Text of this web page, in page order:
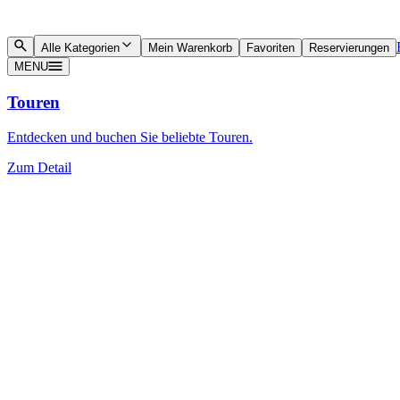
Alle Kategorien Mein Warenkorb Favoriten Reservierungen
MENU
Touren
Entdecken und buchen Sie beliebte Touren.
Zum Detail